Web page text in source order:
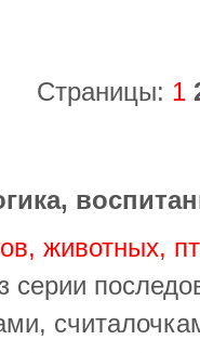
Страницы: 1
животных,
серии